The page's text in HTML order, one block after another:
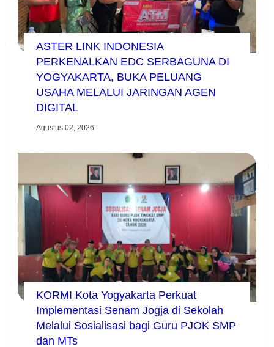
ASTER LINK INDONESIA
PERKENALKAN EDC SERBAGUNA DI
YOGYAKARTA, BUKA PELUANG
USAHA MELALUI JARINGAN AGEN
DIGITAL
Agustus 02, 2026
KORMI Kota Yogyakarta Perkuat
Implementasi Senam Jogja di Sekolah
Melalui Sosialisasi bagi Guru PJOK SMP
dan MTs